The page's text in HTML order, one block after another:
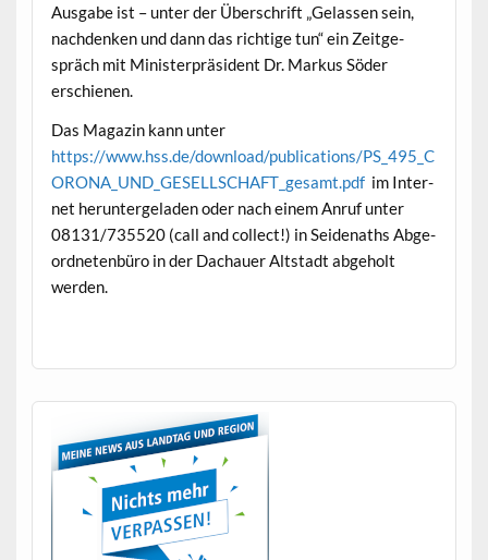
Aus­gabe ist – unter der Über­schrift „Gelassen sein,
nach­denken und dann das richtige tun“ ein Zeit­ge­
spräch mit Min­is­ter­präsi­dent Dr. Markus Söder
erschienen.
Das Mag­a­zin kann unter
https://www.hss.de/download/publications/PS_495_C
ORONA_UND_GESELLSCHAFT_gesamt.pdfim Inter­
net herun­terge­laden oder nach einem Anruf unter
08131/735520 (call and col­lect!) in Sei­de­naths Abge­
ord­neten­büro in der Dachauer Alt­stadt abge­holt
werden.